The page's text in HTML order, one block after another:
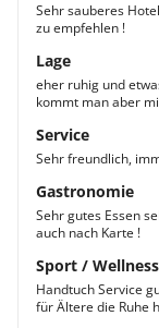
Sehr sauberes
zu empfehlen !
Lage
eher ruhig und
kommt man aber
Service
Sehr freundlich,
Gastronomie
Sehr gutes Essen
auch nach Karte !
Sport / Wellness
Handtuch Service
für Ältere die Ruhe